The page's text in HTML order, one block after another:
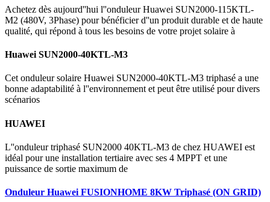
Achetez dès aujourd''hui l''onduleur Huawei SUN2000-115KTL-
M2 (480V, 3Phase) pour bénéficier d''un produit durable et de haute
qualité, qui répond à tous les besoins de votre projet solaire à
Huawei SUN2000-40KTL-M3
Cet onduleur solaire Huawei SUN2000-40KTL-M3 triphasé a une
bonne adaptabilité à l''environnement et peut être utilisé pour divers
scénarios
HUAWEI
L''onduleur triphasé SUN2000 40KTL-M3 de chez HUAWEI est
idéal pour une installation tertiaire avec ses 4 MPPT et une
puissance de sortie maximum de
Onduleur Huawei FUSIONHOME 8KW Triphasé (ON GRID)